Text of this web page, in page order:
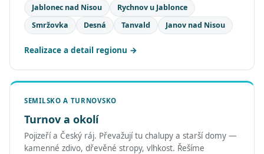
Jablonec nad Nisou
Rychnov u Jablonce
Smržovka
Desná Tanvald Janov nad Nisou
Realizace a detail regionu
SEMILSKO A TURNOVSKO
Turnov a okolí
Pojizeří a Český ráj. Převažují tu chalupy a starší domy —
kamenné zdivo, dřevěné stropy, vlhkost. Řešíme